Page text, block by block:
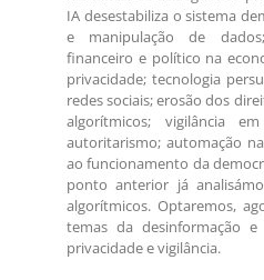
IA desestabiliza o sistema
e manipulação de
financeiro e político na
privacidade; tecnologia
redes sociais; erosão dos
algorítmicos; vigilância
autoritarismo; automação
ao funcionamento da
ponto anterior já
algorítmicos. Optaremos,
temas da desinformação
privacidade e vigilância.